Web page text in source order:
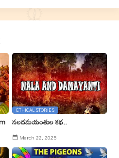
ETHICAL STORIES
నలదమయంతుల కథ..
March 22, 2025